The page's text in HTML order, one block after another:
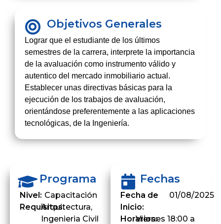
Objetivos Generales
Lograr que el estudiante de los últimos
semestres de la carrera, interprete la importancia
de la avaluación como instrumento válido y
autentico del mercado inmobiliario actual.
Establecer unas directivas básicas para la
ejecución de los trabajos de avaluación,
orientándose preferentemente a las aplicaciones
tecnológicas, de la Ingeniería.
Programa
Nivel: Capacitación
Requisitos:
Arquitectura,
Ingenieria Civil
Fechas
Fecha de
Inicio:
01/08/2025
Horarios:
Viernes 18:00 a